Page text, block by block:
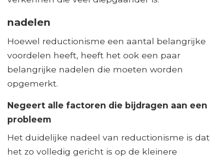
nadelen
Hoewel reductionisme een aantal belangrijke
voordelen heeft, heeft het ook een paar
belangrijke nadelen die moeten worden
opgemerkt.
Negeert alle factoren die bijdragen aan een
probleem
Het duidelijke nadeel van reductionisme is dat
het zo volledig gericht is op de kleinere